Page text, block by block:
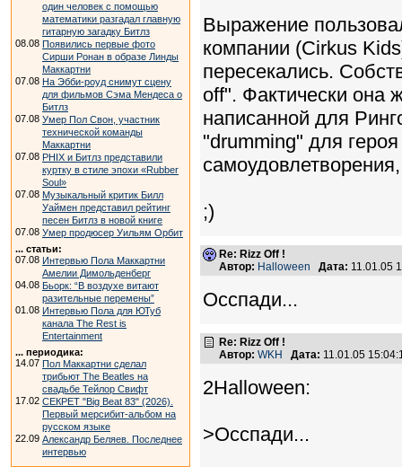
один человек с помощью
математики разгадал главную
гитарную загадку Битлз
08.08 Появились первые фото
Сирши Ронан в образе Линды
Маккартни
07.08 На Эбби-роуд снимут сцену
для фильмов Сэма Мендеса о
Битлз
07.08 Умер Пол Свон, участник
технической команды
Маккартни
07.08 PHIX и Битлз представили
куртку в стиле эпохи «Rubber
Soul»
07.08 Музыкальный критик Билл
Уаймен представил рейтинг
песен Битлз в новой книге
07.08 Умер продюсер Уильям Орбит
... статьи:
07.08 Интервью Пола Маккартни
Амелии Димольденберг
04.08 Бьорк: “В воздухе витают
разительные перемены”
01.08 Интервью Пола для ЮТуб
канала The Rest is
Entertainment
... периодика:
14.07 Пол Маккартни сделал
трибьют The Beatles на
свадьбе Тейлор Свифт
17.02 СЕКРЕТ "Big Beat 83" (2026).
Первый мерсибит-альбом на
русском языке
22.09 Александр Беляев. Последнее
интервью
Выражение
компании (Cirkus
пересекались.
off". Фактически она
написанной для
"drumming" для
;)
Re: Rizz Off !
Автор: Halloween Дата: 11.01.05
Осспади...
Re: Rizz Off !
Автор: WKH Дата: 11.01.05
2Halloween:
>Осспади...